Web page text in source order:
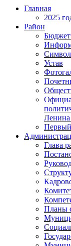
Главная
2025
Район
Бюджет
Устав
Ленина
Глава
Планы